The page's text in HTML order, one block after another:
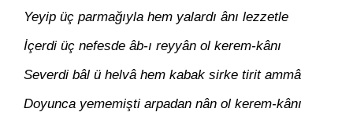
Yeyip üç parmağıyla hem yalardı ânı lezzetle
İçerdi üç nefesde âb-ı reyyân ol kerem-kânı
Severdi bâl ü helvâ hem kabak sirke tirit ammâ
Doyunca yememişti arpadan nân ol kerem-kânı